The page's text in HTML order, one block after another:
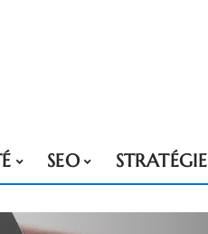
SEO STRATÉGIE